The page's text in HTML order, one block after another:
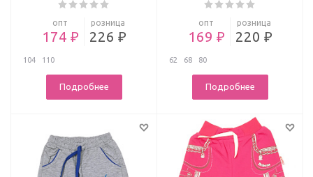
опт
174 ₽
розница
226 ₽
104 110
Подробнее
опт
169 ₽
розница
220 ₽
62 68 80
Подробнее